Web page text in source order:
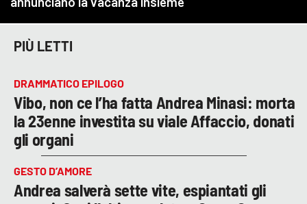
PIÙ LETTI
DRAMMATICO EPILOGO
Vibo, non ce l’ha fatta Andrea Minasi: morta
la 23enne investita su viale Affaccio, donati
gli organi
GESTO D’AMORE
Andrea salverà sette vite, espiantati gli